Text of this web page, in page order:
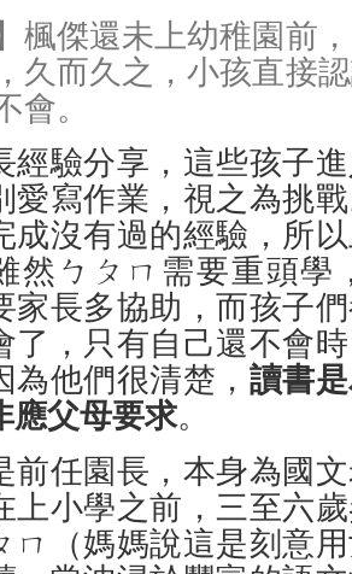
】楓傑還未上幼稚園前
久而久之，小孩直接
會。
經驗分享，這些孩子
愛寫作業，視之為挑
成沒有過的經驗，所
然ㄅㄆㄇ需要重頭學
家長多協助，而孩子
了，只有自己還不會
為他們很清楚， 讀書
應父母要求。
前任園長，本身為國
上小學之前，三至六
ㄇ（媽媽說這是刻意